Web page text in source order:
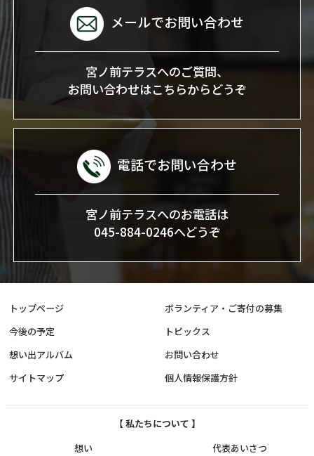
メールでお問い合わせ
宮ノ前テラスへのご質問、
お問い合わせはこちらからどうぞ
電話でお問い合わせ
宮ノ前テラスへのお電話は
045-884-0246へどうぞ
トップページ
ボランティア・ご寄付の募集
今後の予定
トピックス
想い出アルバム
お問い合わせ
サイトマップ
個人情報保護方針
【 私たちについて 】
想い
代表あいさつ